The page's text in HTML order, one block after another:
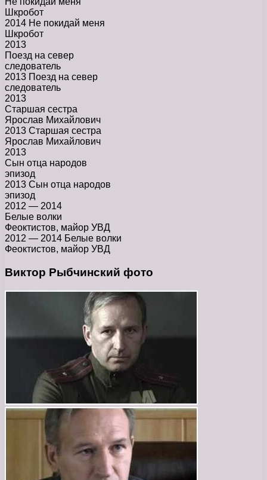
Шкробот
2014 Не покидай меня
Шкробот
2013
Поезд на север
следователь
2013 Поезд на север
следователь
2013
Старшая сестра
Ярослав Михайлович
2013 Старшая сестра
Ярослав Михайлович
2013
Сын отца народов
эпизод
2013 Сын отца народов
эпизод
2012 — 2014
Белые волки
Феоктистов, майор УВД
2012 — 2014 Белые волки
Феоктистов, майор УВД
Виктор Рыбчинский фото